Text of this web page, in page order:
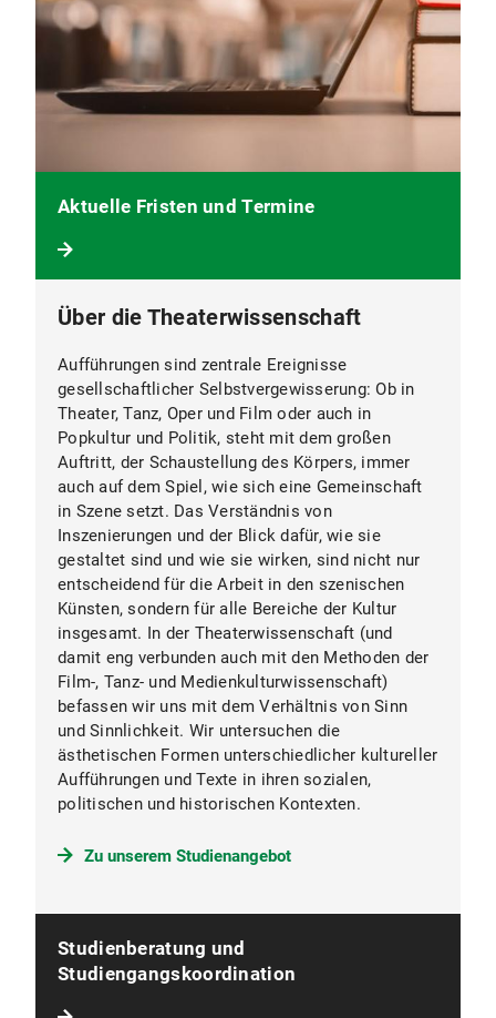
Über die Theaterwissenschaft
Aufführungen sind zentrale Ereignisse
gesellschaftlicher Selbstvergewisserung: Ob in
Theater, Tanz, Oper und Film oder auch in
Popkultur und Politik, steht mit dem großen
Auftritt, der Schaustellung des Körpers, immer
auch auf dem Spiel, wie sich eine Gemeinschaft
in Szene setzt. Das Verständnis von
Inszenierungen und der Blick dafür, wie sie
gestaltet sind und wie sie wirken, sind nicht nur
entscheidend für die Arbeit in den szenischen
Künsten, sondern für alle Bereiche der Kultur
insgesamt. In der Theaterwissenschaft (und
damit eng verbunden auch mit den Methoden der
Film-, Tanz- und Medienkulturwissenschaft)
befassen wir uns mit dem Verhältnis von Sinn
und Sinnlichkeit. Wir untersuchen die
ästhetischen Formen unterschiedlicher kultureller
Aufführungen und Texte in ihren sozialen,
politischen und historischen Kontexten.
Zu unserem Studienangebot
Aktuelle Fristen und Termine
Studienberatung und
Studiengangskoordination